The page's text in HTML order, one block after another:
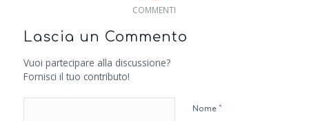
COMMENTI
Lascia un Commento
Vuoi partecipare alla discussione?
Fornisci il tuo contributo!
Nome *